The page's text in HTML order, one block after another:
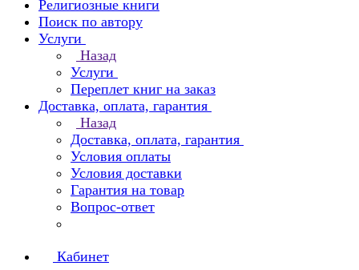
Религиозные книги
Поиск по автору
Услуги
Назад
Услуги
Переплет книг на заказ
Доставка, оплата, гарантия
Назад
Доставка, оплата, гарантия
Условия оплаты
Условия доставки
Гарантия на товар
Вопрос-ответ
Кабинет